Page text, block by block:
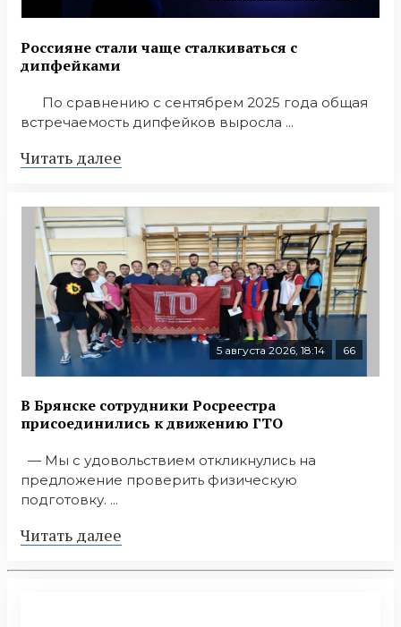
Россияне стали чаще сталкиваться с
дипфейками
По сравнению с сентябрем 2025 года общая
встречаемость дипфейков выросла ...
Читать далее
5 августа 2026, 18:14 66
В Брянске сотрудники Росреестра
присоединились к движению ГТО
— Мы с удовольствием откликнулись на
предложение проверить физическую
подготовку. ...
Читать далее